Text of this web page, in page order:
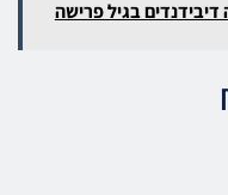
בגיל פרישה